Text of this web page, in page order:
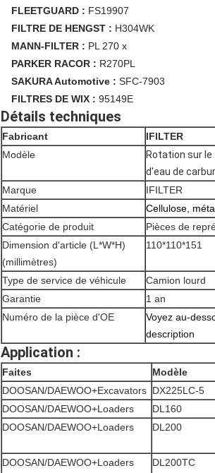
FLEETGUARD : FS19907
FILTRE DE HENGST : H304WK
MANN-FILTER : PL 270 x
PARKER RACOR : R270PL
SAKURA Automotive : SFC-7903
FILTRES DE WIX : 95149E
Détails techniques
Fabricant
IFILTER
Modèle
Rotation sur
d'eau de
Marque
IFILTER
Matériel
Cellulose,
Catégorie de produit
Pièces de
Dimension d'article (L*W*H)
(millimètres)
110*110*151
Type de service de véhicule
Camion lourd
Garantie
1 an
Numéro de la pièce d'OE
Voyez au-
description
Application :
Faites Modèle
DOOSAN/DAEWOO+Excavators DX225LC-5
DOOSAN/DAEWOO+Loaders
DL160
DOOSAN/DAEWOO+Loaders
DL200
DOOSAN/DAEWOO+Loaders
DL200TC